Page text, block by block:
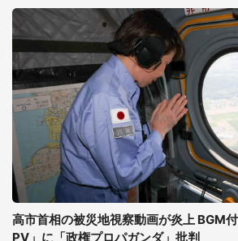
高市首相の被災地視察動画が炎上 BGM
PV」に「政権プロパガンダ」批判